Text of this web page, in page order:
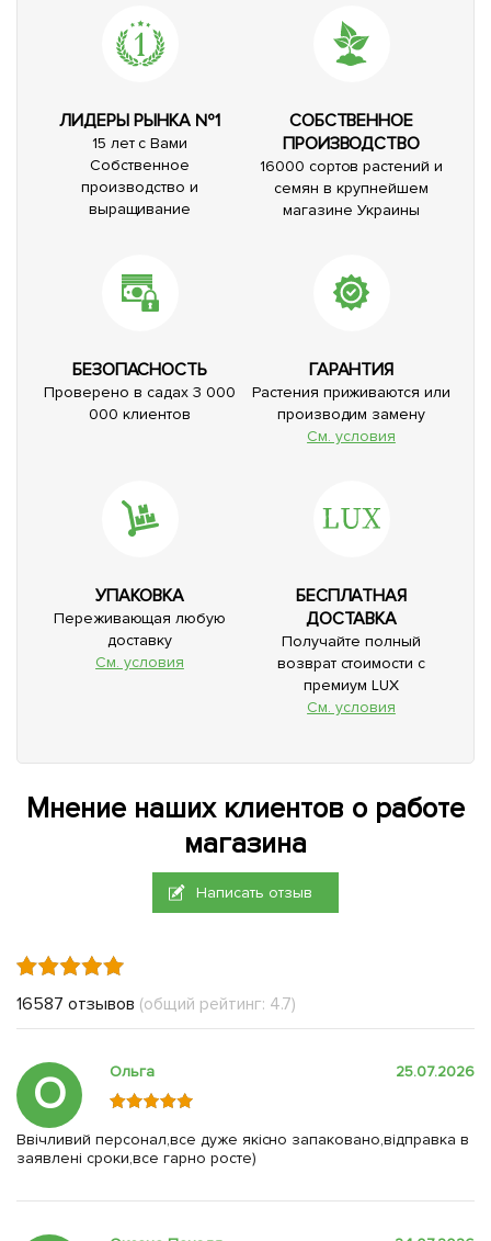
ЛИДЕРЫ РЫНКА №1
15 лет с Вами
Собственное
производство и
выращивание
СОБСТВЕННОЕ
ПРОИЗВОДСТВО
16000 сортов растений и
семян в крупнейшем
магазине Украины
БЕЗОПАСНОСТЬ
Проверено в садах 3 000
000 клиентов
ГАРАНТИЯ
Растения приживаются или
производим замену
См. условия
УПАКОВКА
Переживающая любую
доставку
См. условия
БЕСПЛАТНАЯ
ДОСТАВКА
Получайте полный
возврат стоимости с
премиум LUX
См. условия
Мнение наших клиентов о работе
магазина
Написать отзыв
16587 отзывов (общий рейтинг: 4.7)
О Ольга 25.07.2026
Ввічливий персонал,все дуже якісно запаковано,відправка в
заявлені сроки,все гарно росте)